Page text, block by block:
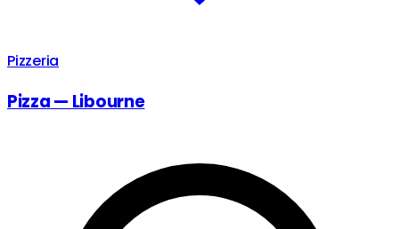
Pizzeria
Pizza — Libourne